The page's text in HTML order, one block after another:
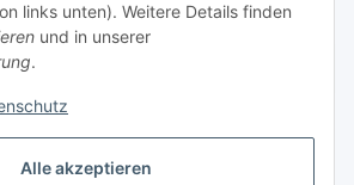
Alle akzeptieren
links unten). Weitere Details finden
und in unserer
.
Vertrag widerrufen